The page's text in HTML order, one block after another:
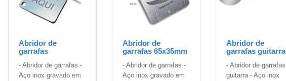
Abridor de
garrafas
- Abridor de garrafas -
Aço inox gravado em
Abridor de
garrafas 65x35mm
- Abridor de garrafas -
Aço inox gravado em
Abridor de
garrafas guitarra
- Abridor de garrafas
guitarra - Aço inox